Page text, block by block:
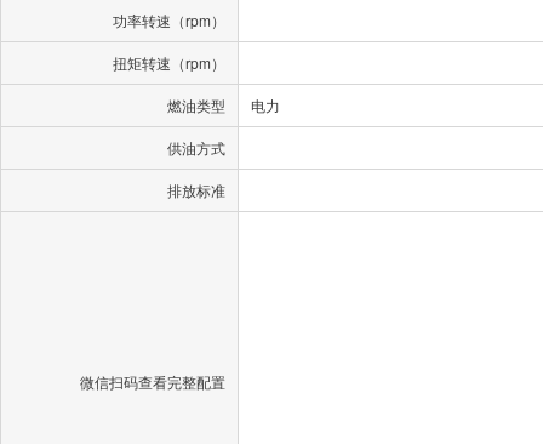
功率转速（rpm）
扭矩转速（rpm）
燃油类型 电力
供油方式
排放标准
微信扫码查看完整配置